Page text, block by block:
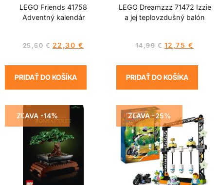
LEGO Friends 41758
Adventný kalendár
25,60€ 22,30 €
PRIDAŤ DO KOŠÍKA
LEGO Dreamzzz 71472 Izzie
a jej teplovzdušný balón
14,99€ 12,75 €
PRIDAŤ DO KOŠÍKA
ZĽAVA -14% ZĽAVA -25%